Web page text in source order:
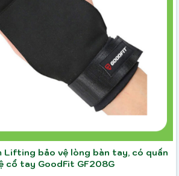
Lifting bảo vệ lòng bàn tay, có quấn
cổ tay GoodFit GF208G